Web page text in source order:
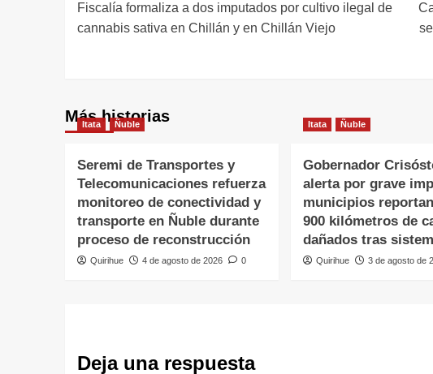
Fiscalía formaliza a dos imputados por cultivo ilegal de
cannabis sativa en Chillán y en Chillán Viejo
Más historias
Itata Ñuble
Seremi de Transportes y
Telecomunicaciones refuerza
monitoreo de conectividad y
transporte en Ñuble durante
proceso de reconstrucción
Quirihue 4 de agosto de 2026 0
Itata Ñuble
Gobernador
alerta por grave
municipios
900 kilómetros de
dañados tras
Quirihue 3 de agosto de
Deja una respuesta